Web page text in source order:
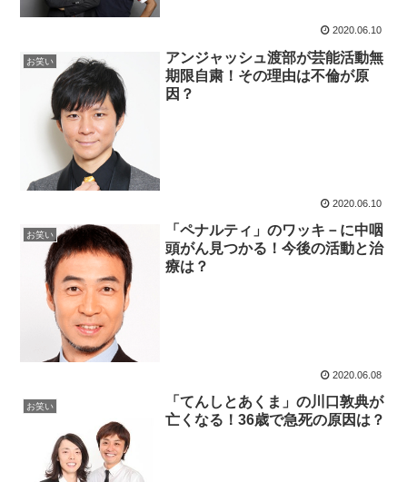
2020.06.10
お笑い
アンジャッシュ渡部が芸能活動無
期限自粛！その理由は不倫が原
因？
2020.06.10
お笑い
「ペナルティ」のワッキ－に中咽
頭がん見つかる！今後の活動と治
療は？
2020.06.08
お笑い
「てんしとあくま」の川口敦典が
亡くなる！36歳で急死の原因は？